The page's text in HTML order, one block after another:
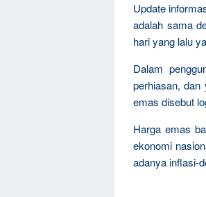
Update
adalah sama
hari yang lalu
Dalam
perhiasan,
emas disebut
Harga emas
ekonomi
adanya inflasi-